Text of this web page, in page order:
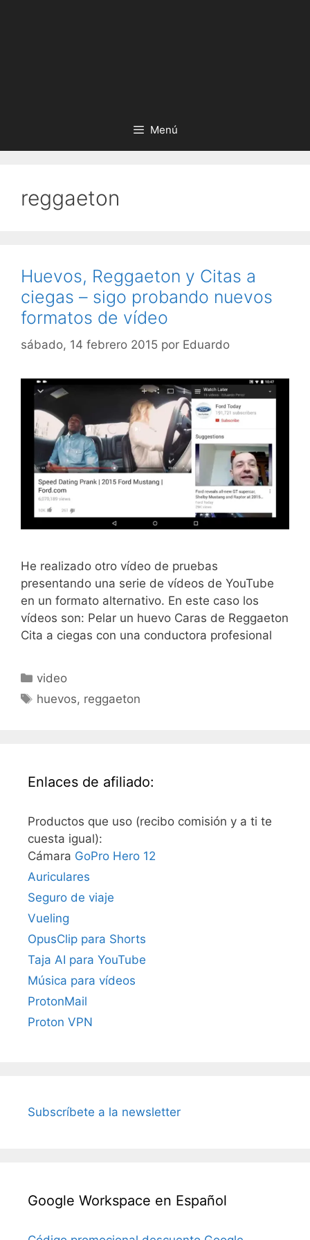
Menú
reggaeton
Huevos, Reggaeton y Citas a
ciegas – sigo probando nuevos
formatos de vídeo
sábado, 14 febrero 2015 por Eduardo
He realizado otro vídeo de pruebas
presentando una serie de vídeos de YouTube
en un formato alternativo. En este caso los
vídeos son: Pelar un huevo Caras de Reggaeton
Cita a ciegas con una conductora profesional
Categorías
video
Etiquetas
huevos, reggaeton
Enlaces de afiliado:
Productos que uso (recibo comisión y a ti te
cuesta igual):
Cámara GoPro Hero 12
Auriculares
Seguro de viaje
Vueling
OpusClip para Shorts
Taja AI para YouTube
Música para vídeos
ProtonMail
Proton VPN
Subscríbete a la newsletter
Google Workspace en Español